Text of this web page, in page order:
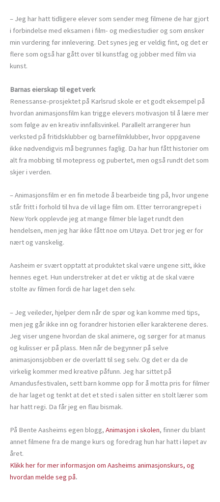
– Jeg har hatt tidligere elever som sender meg filmene de har gjort
i forbindelse med eksamen i film- og mediestudier og som ønsker
min vurdering før innlevering. Det synes jeg er veldig fint, og det er
flere som også har gått over til kunstfag og jobber med film via
kunst.
Barnas eierskap til eget verk
Renessanse-prosjektet på Karlsrud skole er et godt eksempel på
hvordan animasjonsfilm kan trigge elevers motivasjon til å lære mer
som følge av en kreativ innfallsvinkel. Parallelt arrangerer hun
verksted på fritidsklubber og barnefilmklubber, hvor oppgavene
ikke nødvendigvis må begrunnes faglig. Da har hun fått historier om
alt fra mobbing til motepress og pubertet, men også rundt det som
skjer i verden.
– Animasjonsfilm er en fin metode å bearbeide ting på, hvor ungene
står fritt i forhold til hva de vil lage film om. Etter terrorangrepet i
New York opplevde jeg at mange filmer ble laget rundt den
hendelsen, men jeg har ikke fått noe om Utøya. Det tror jeg er for
nært og vanskelig.
Aasheim er svært opptatt at produktet skal være ungene sitt, ikke
hennes eget. Hun understreker at det er viktig at de skal være
stolte av filmen fordi de har laget den selv.
– Jeg veileder, hjelper dem når de spør og kan komme med tips,
men jeg går ikke inn og forandrer historien eller karakterene deres.
Jeg viser ungene hvordan de skal animere, og sørger for at manus
og kulisser er på plass. Men når de begynner på selve
animasjonsjobben er de overlatt til seg selv. Og det er da de
virkelig kommer med kreative påfunn. Jeg har sittet på
Amandusfestivalen, sett barn komme opp for å motta pris for filmer
de har laget og tenkt at det et sted i salen sitter en stolt lærer som
har hatt regi. Da får jeg en flau bismak.
På Bente Aasheims egen blogg, Animasjon i skolen, finner du blant
annet filmene fra de mange kurs og foredrag hun har hatt i løpet av
året.
Klikk her for mer informasjon om Aasheims animasjonskurs, og
hvordan melde seg på.